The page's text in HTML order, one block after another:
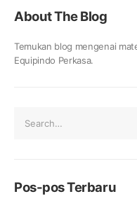
About The Blog
Temukan blog mengenai
Equipindo Perkasa.
Pos-pos Terbaru